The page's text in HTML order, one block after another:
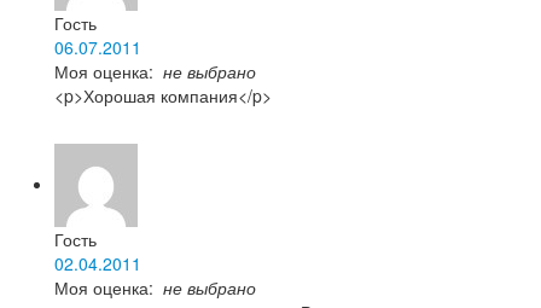
Гость
06.07.2011
Моя оценка: не выбрано
<p>Хорошая компания</p>
Гость
02.04.2011
Моя оценка: не выбрано